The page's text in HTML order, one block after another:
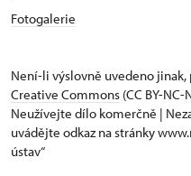
Fotogalerie
Není-li výslovně uvedeno
Creative Commons (CC BY-
Neužívejte dílo komerčně |
uvádějte odkaz na stránky
ústav“